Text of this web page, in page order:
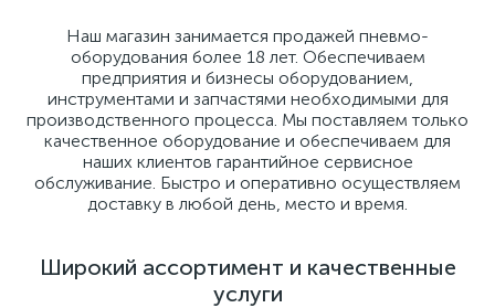
Наш магазин занимается продажей пневмо-
оборудования более 18 лет. Обеспечиваем
предприятия и бизнесы оборудованием,
инструментами и запчастями необходимыми для
производственного процесса. Мы поставляем только
качественное оборудование и обеспечиваем для
наших клиентов гарантийное сервисное
обслуживание. Быстро и оперативно осуществляем
доставку в любой день, место и время.
Широкий ассортимент и качественные
услуги